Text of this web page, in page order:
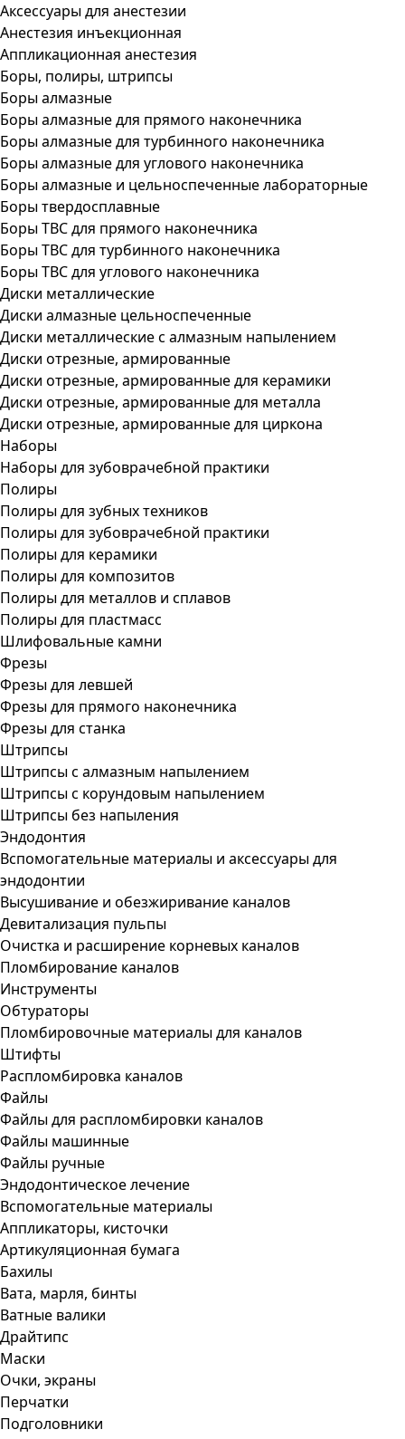
Аксессуары для анестезии
Анестезия инъекционная
Аппликационная анестезия
Боры, полиры, штрипсы
Боры алмазные
Боры алмазные для прямого наконечника
Боры алмазные для турбинного наконечника
Боры алмазные для углового наконечника
Боры алмазные и цельноспеченные лабораторные
Боры твердосплавные
Боры ТВС для прямого наконечника
Боры ТВС для турбинного наконечника
Боры ТВС для углового наконечника
Диски металлические
Диски алмазные цельноспеченные
Диски металлические с алмазным напылением
Диски отрезные, армированные
Диски отрезные, армированные для керамики
Диски отрезные, армированные для металла
Диски отрезные, армированные для циркона
Наборы
Наборы для зубоврачебной практики
Полиры
Полиры для зубных техников
Полиры для зубоврачебной практики
Полиры для керамики
Полиры для композитов
Полиры для металлов и сплавов
Полиры для пластмасс
Шлифовальные камни
Фрезы
Фрезы для левшей
Фрезы для прямого наконечника
Фрезы для станка
Штрипсы
Штрипсы c алмазным напылением
Штрипсы c корундовым напылением
Штрипсы без напыления
Эндодонтия
Вспомогательные материалы и аксессуары для
эндодонтии
Высушивание и обезжиривание каналов
Девитализация пульпы
Очистка и расширение корневых каналов
Пломбирование каналов
Инструменты
Обтураторы
Пломбировочные материалы для каналов
Штифты
Распломбировка каналов
Файлы
Файлы для распломбировки каналов
Файлы машинные
Файлы ручные
Эндодонтическое лечение
Вспомогательные материалы
Аппликаторы, кисточки
Артикуляционная бумага
Бахилы
Вата, марля, бинты
Ватные валики
Драйтипс
Маски
Очки, экраны
Перчатки
Подголовники